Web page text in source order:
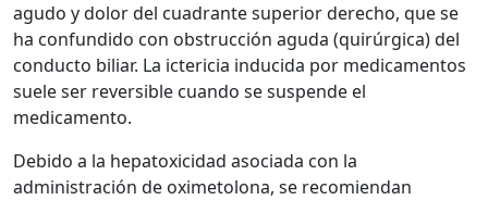
agudo y dolor del cuadrante superior derecho, que se
ha confundido con obstrucción aguda (quirúrgica) del
conducto biliar. La ictericia inducida por medicamentos
suele ser reversible cuando se suspende el
medicamento.
Debido a la hepatoxicidad asociada con la
administración de oximetolona, se recomiendan